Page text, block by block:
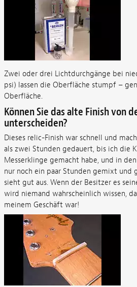
Zwei oder drei Lichtdurchgänge bei
psi) lassen die Oberfläche stumpf –
Oberfläche.
Können Sie das alte Finish von
unterscheiden?
Dieses relic-Finish war schnell und
als zwei Stunden gedauert, bis ich die
Messerklinge gemacht habe, und in
nur noch ein paar Stunden gemixt und
sieht gut aus. Wenn der Besitzer es
wird niemand wahrscheinlich wissen,
meinem Geschäft war!